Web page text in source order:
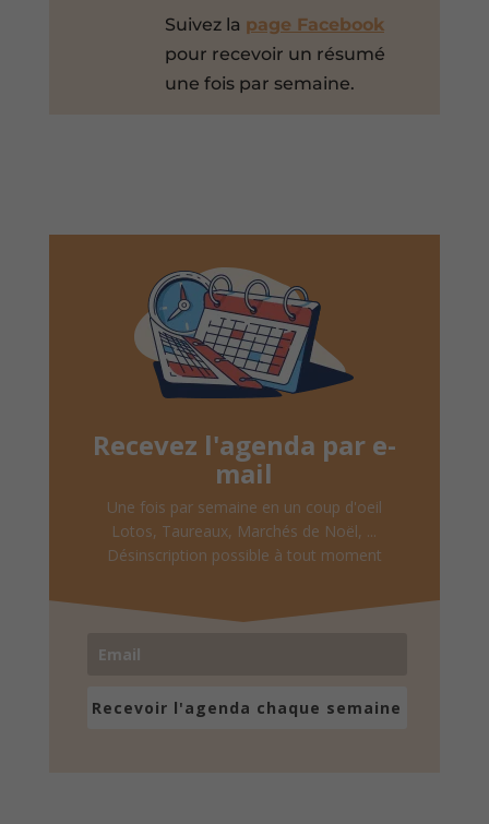
Suivez la page Facebook
pour recevoir un résumé
une fois par semaine.
Recevez l'agenda par e-
mail
Une fois par semaine en un coup d'oeil
Lotos, Taureaux, Marchés de Noël, ...
Désinscription possible à tout moment
Recevoir l'agenda chaque semaine